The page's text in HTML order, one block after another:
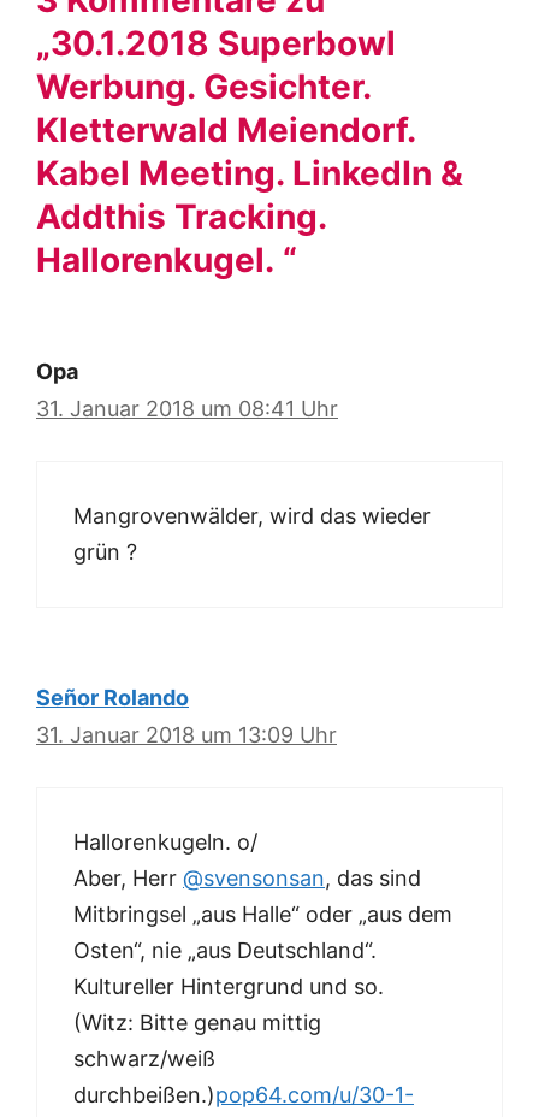
„30.1.2018 Superbowl
Werbung. Gesichter.
Kletterwald Meiendorf.
Kabel Meeting. LinkedIn &
Addthis Tracking.
Hallorenkugel. “
Opa
31. Januar 2018 um 08:41 Uhr
Mangrovenwälder, wird das wieder
grün ?
Señor Rolando
31. Januar 2018 um 13:09 Uhr
Hallorenkugeln. o/
Aber, Herr @svensonsan, das sind
Mitbringsel „aus Halle“ oder „aus dem
Osten“, nie „aus Deutschland“.
Kultureller Hintergrund und so.
(Witz: Bitte genau mittig
schwarz/weiß
durchbeißen.)pop64.com/u/30-1-